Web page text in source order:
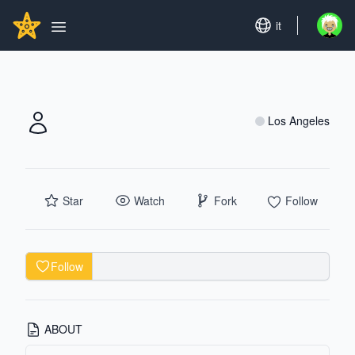
GITHUBSTAR
Open main menu
Set language
it Open
Los Angeles
Star Watch Fork Follow
Follow
ABOUT